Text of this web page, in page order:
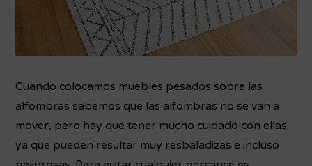
Cuando colocamos muebles pesados sobre las
alfombras sabemos que las alfombras no se van a
mover, pero hay que tener mucho cuidado con ellas
ya que pueden resultar muy resbaladizas e incluso